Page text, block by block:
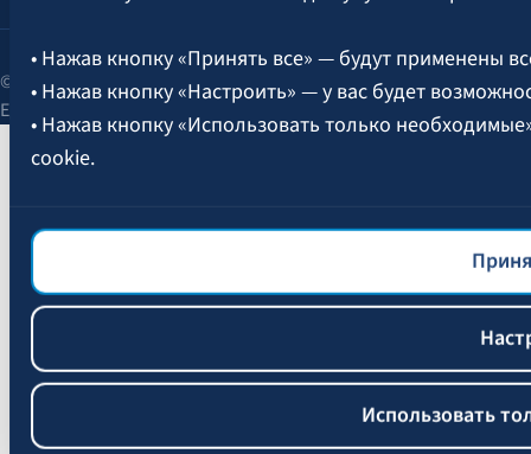
• Нажав кнопку «Принять все» — будут применены
• Нажав кнопку «Настроить» — у вас будет
• Нажав кнопку «Использовать только
cookie.
Более подробная информация об управлении
Использовать
© 2026 AAS BALTA | улица Сканстес 25, Рига, LV-1013, Латвия.
Единый рег. № 40003049409.